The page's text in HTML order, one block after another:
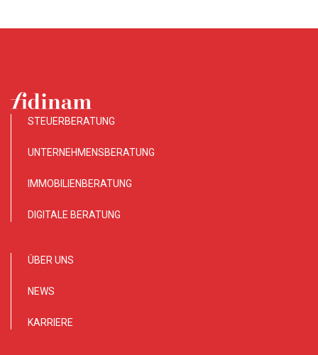
STEUERBERATUNG
UNTERNEHMENSBERATUNG
IMMOBILIENBERATUNG
DIGITALE BERATUNG
ÜBER UNS
NEWS
KARRIERE